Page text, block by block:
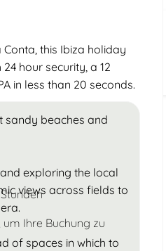
this Ibiza holiday
hour security, a 12
in less than 20 seconds.
sandy beaches and
exploring the local
views across fields to
of spaces in which to
Ihre Buchung zu
Kinder
Unter 18